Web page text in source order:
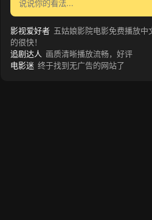
影视爱好者 五姑娘影院电影免费播放中
的很快！
追剧达人 画质清晰播放流畅，好评
电影迷 终于找到无广告的网站了